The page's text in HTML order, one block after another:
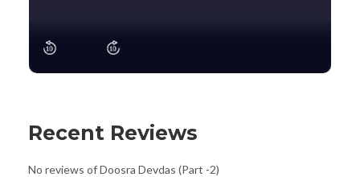
Recent Reviews
No reviews of Doosra Devdas (Part -2)